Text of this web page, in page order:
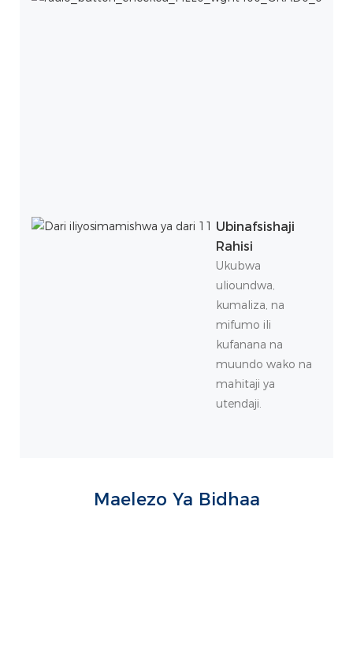
Ubinafsishaji
Rahisi
Ukubwa
ulioundwa,
kumaliza, na
mifumo ili
kufanana na
muundo wako na
mahitaji ya
utendaji.
Maelezo Ya Bidhaa